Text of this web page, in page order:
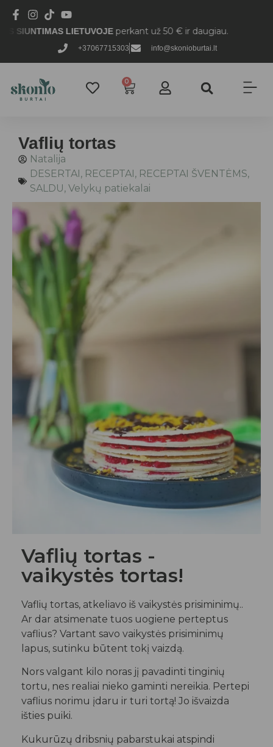
+37067715303 info@skonioburtai.lt
LIETUVOJEperkant už 50 € ir daugiau.
0
Vaflių tortas
Natalija
DESERTAI, RECEPTAI, RECEPTAI ŠVENTĖMS,
SALDU, Velykų patiekalai
Vaflių tortas -
vaikystės tortas!
Vaflių tortas, atkeliavo iš vaikystės prisiminimų..
Ar dar atsimenate tuos uogiene perteptus
vaflius? Vartant savo vaikystės prisiminimų
lapus, sutinku būtent tokį vaizdą.
Nors valgant kilo noras jį pavadinti tinginių
tortu, nes realiai nieko gaminti nereikia. Pertepi
vaflius norimu įdaru ir turi tortą! Jo išvaizda
išties puiki.
Kukurūzų dribsnių pabarstukai atspindi